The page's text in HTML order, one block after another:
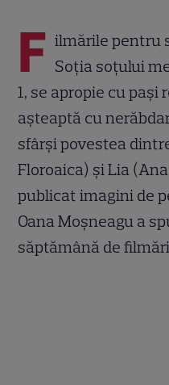
F ilmările pentru
Soţia soţului
1, se apropie cu pași
așteaptă cu
sfârși povestea
Floroaica) și Lia
publicat imagini de
Oana Moșneagu a
săptămână de